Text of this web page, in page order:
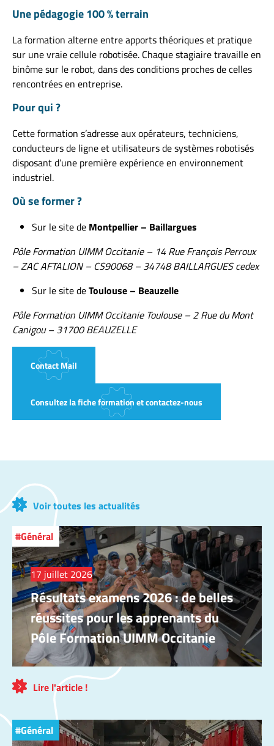
Une pédagogie 100 % terrain
La formation alterne entre apports théoriques et pratique
sur une vraie cellule robotisée. Chaque stagiaire travaille en
binôme sur le robot, dans des conditions proches de celles
rencontrées en entreprise.
Pour qui ?
Cette formation s’adresse aux opérateurs, techniciens,
conducteurs de ligne et utilisateurs de systèmes robotisés
disposant d’une première expérience en environnement
industriel.
Où se former ?
Sur le site de Montpellier – Baillargues
Pôle Formation UIMM Occitanie – 14 Rue François Perroux
– ZAC AFTALION – CS90068 – 34748 BAILLARGUES cedex
Sur le site deToulouse – Beauzelle
Pôle Formation UIMM Occitanie Toulouse – 2 Rue du Mont
Canigou – 31700 BEAUZELLE
Contact Mail
Consultez la fiche formation et contactez-nous
Voir toutes les actualités
Général
17 juillet 2026
Résultats examens 2026 : de belles
réussites pour les apprenants du
Pôle Formation UIMM Occitanie
Lire l'article !
Général